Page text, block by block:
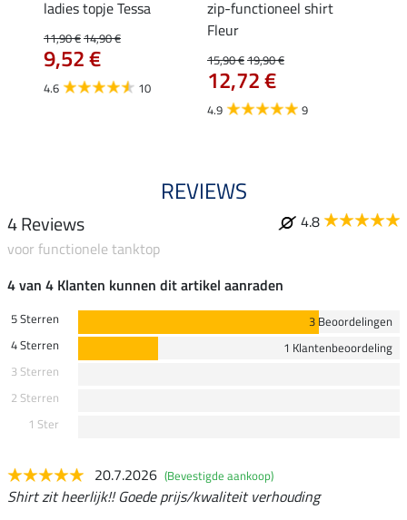
ladies topje Tessa
11,90 €14,90 €
9,52 €
4.6 10
zip-functioneel shirt
Fleur
15,90 €19,90 €
12,72 €
4.9 9
REVIEWS
4 Reviews
4.8
voor functionele tanktop
4 van 4 Klanten kunnen dit artikel aanraden
5 Sterren
3 Beoordelingen
4 Sterren
1 Klantenbeoordeling
3 Sterren
2 Sterren
1 Ster
20.7.2026 (Bevestigde aankoop)
Shirt zit heerlijk!! Goede prijs/kwaliteit verhouding